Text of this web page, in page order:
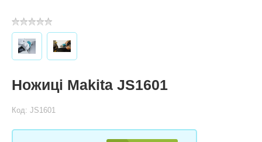
Ножиці Makita JS1601
Код: JS1601